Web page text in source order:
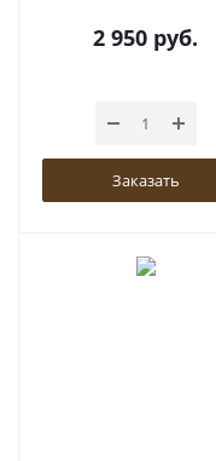
2 950 руб.
Заказать